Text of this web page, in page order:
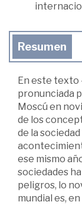
Resumen
En este texto
pronunciada
Moscú en
de los
de la
ese mismo
sociedades
peligros, lo
mundial es,